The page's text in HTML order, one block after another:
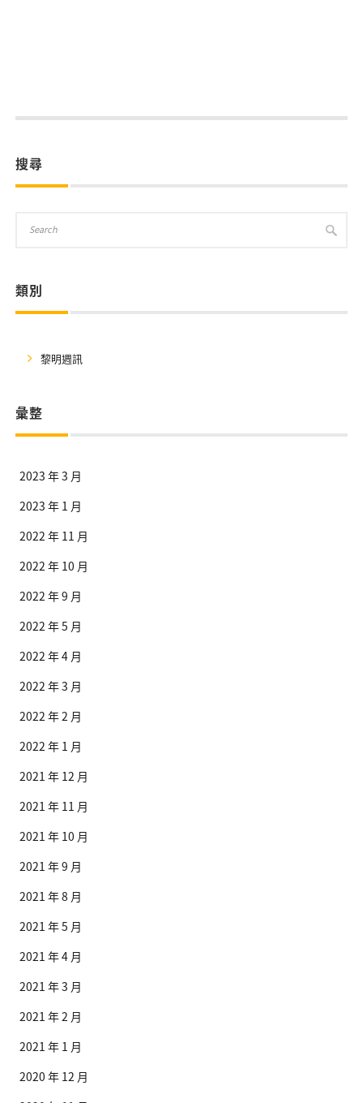
搜尋
類別
黎明週訊
彙整
2023 年 3 月
2023 年 1 月
2022 年 11 月
2022 年 10 月
2022 年 9 月
2022 年 5 月
2022 年 4 月
2022 年 3 月
2022 年 2 月
2022 年 1 月
2021 年 12 月
2021 年 11 月
2021 年 10 月
2021 年 9 月
2021 年 8 月
2021 年 5 月
2021 年 4 月
2021 年 3 月
2021 年 2 月
2021 年 1 月
2020 年 12 月